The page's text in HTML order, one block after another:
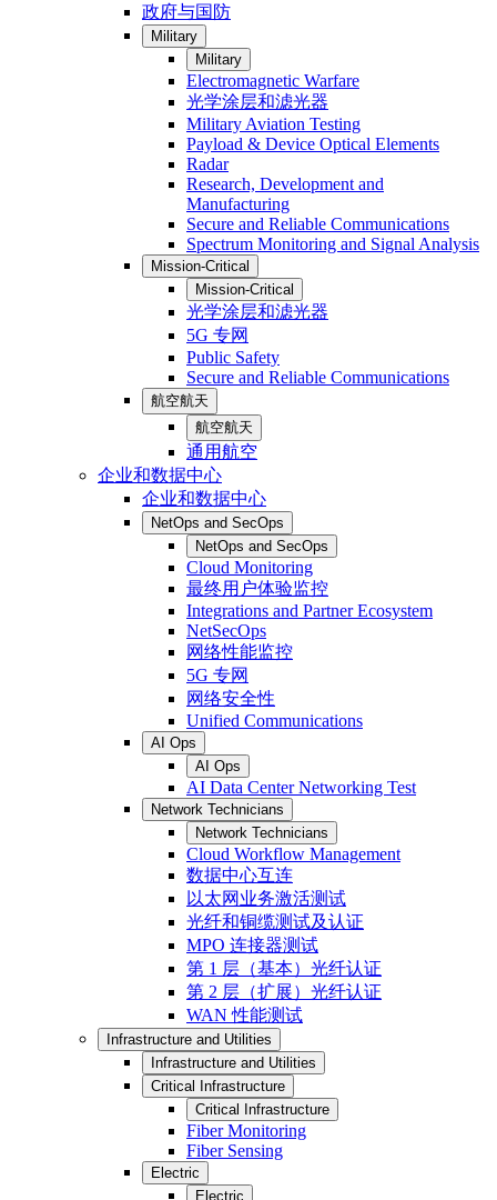
政府与国防
Military
Military
Electromagnetic Warfare
光学涂层和滤光器
Military Aviation Testing
Payload & Device Optical Elements
Radar
Research, Development and
Manufacturing
Secure and Reliable Communications
Spectrum Monitoring and Signal Analysis
Mission-Critical
Mission-Critical
光学涂层和滤光器
5G 专网
Public Safety
Secure and Reliable Communications
航空航天
航空航天
通用航空
企业和数据中心
企业和数据中心
NetOps and SecOps
NetOps and SecOps
Cloud Monitoring
最终用户体验监控
Integrations and Partner Ecosystem
NetSecOps
网络性能监控
5G 专网
网络安全性
Unified Communications
AI Ops
AI Ops
AI Data Center Networking Test
Network Technicians
Network Technicians
Cloud Workflow Management
数据中心互连
以太网业务激活测试
光纤和铜缆测试及认证
MPO 连接器测试
第 1 层（基本）光纤认证
第 2 层（扩展）光纤认证
WAN 性能测试
Infrastructure and Utilities
Infrastructure and Utilities
Critical Infrastructure
Critical Infrastructure
Fiber Monitoring
Fiber Sensing
Electric
Electric